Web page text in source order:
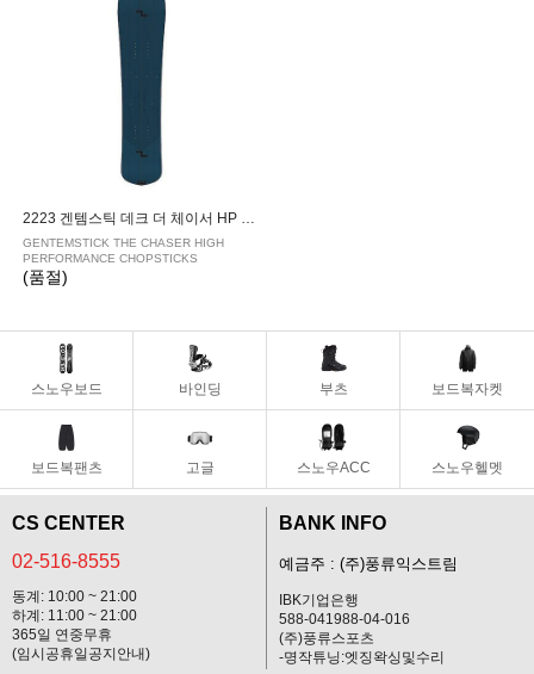
2223 겐템스틱 데크 더 체이서 HP 찹스틱스 155
GENTEMSTICK THE CHASER HIGH
PERFORMANCE CHOPSTICKS
(품절)
스노우보드 바인딩 부츠 보드복자켓
보드복팬츠 고글 스노우ACC 스노우헬멧
CS CENTER
02-516-8555
동계: 10:00 ~ 21:00
하계: 11:00 ~ 21:00
365일 연중무휴
(임시공휴일공지안내)
BANK INFO
예금주 : (주)풍류익스트림
IBK기업은행
588-041988-04-016
(주)풍류스포츠
-명작튜닝:엣징왁싱및수리